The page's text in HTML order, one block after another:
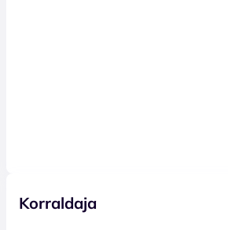
Korraldaja